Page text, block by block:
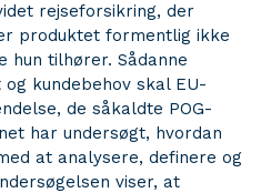
rejseforsikring, der
produktet formentlig ikke
hun tilhører. Sådanne
kundebehov skal EU-
de såkaldte POG-
har undersøgt, hvordan
at analysere, definere og
viser, at